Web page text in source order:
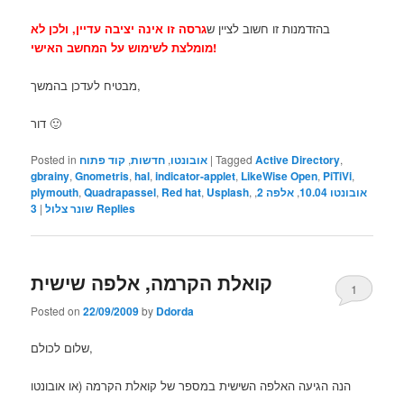
בהזדמנות זו חשוב לציין שגרסה זו אינה יציבה עדיין, ולכן לא
מומלצת לשימוש על המחשב האישי!
מבטיח לעדכן בהמשך,
דור 🙂
Posted in אובונטו, חדשות, קוד פתוח |Tagged Active Directory,
gbrainy,Gnometris,hal,indicator-applet, LikeWise Open, PiTiVi,
plymouth,Quadrapassel, Red hat, Usplash, אובונטו 10.04 , אלפה 2 ,
שונר צלול |
3 Replies
קואלת הקרמה, אלפה שישית
Posted on22/09/2009by Ddorda
1
שלום לכולם,
הנה הגיעה האלפה השישית במספר של קואלת הקרמה (או אובונטו